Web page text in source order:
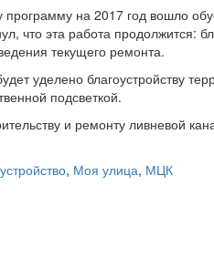
на 2017 год вошло
что эта работа продолжится:
текущего ремонта.
уделено благоустройству
подсветкой.
и ремонту ливневой
, Моя улица, МЦК